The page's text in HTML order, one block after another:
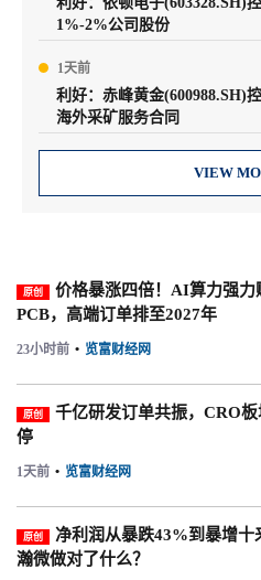
1%-2%公司股份
1天前
利好：赤峰黄金(600988.SH)
海外采矿服务合同
VIEW
原创
价格暴涨四倍！AI算力强力
PCB，高端订单排至2027年
23小时前 • 览富财经网
原创
千亿研发订单共振，CRO
停
1天前 • 览富财经网
原创
净利润从暴跌43%到暴增十
瀚微做对了什么？